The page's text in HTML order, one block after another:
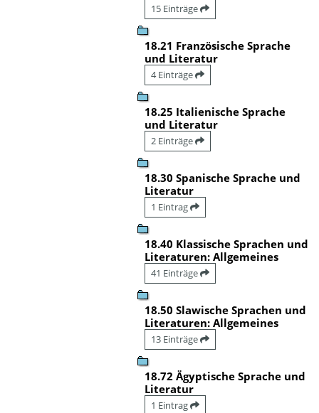
15 Einträge
18.21 Französische Sprache
und Literatur
4 Einträge
18.25 Italienische Sprache
und Literatur
2 Einträge
18.30 Spanische Sprache und
Literatur
1 Eintrag
18.40 Klassische Sprachen und
Literaturen: Allgemeines
41 Einträge
18.50 Slawische Sprachen und
Literaturen: Allgemeines
13 Einträge
18.72 Ägyptische Sprache und
Literatur
1 Eintrag